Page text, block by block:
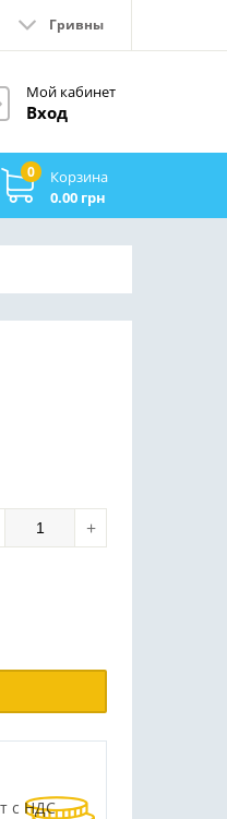
Гривны
Мой кабинет
Вход
0
Корзина
0.00 грн
+
с НДС